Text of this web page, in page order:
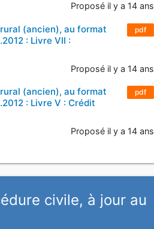
Proposé il y a 14 ans
pdf
(ancien), au format
: Livre VII :
Proposé il y a 14 ans
pdf
(ancien), au format
: Livre V : Crédit
Proposé il y a 14 ans
civile, à jour au